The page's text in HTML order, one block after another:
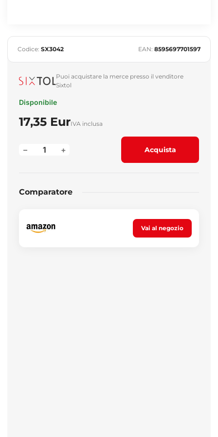
Codice: SX3042 EAN: 8595697701597
Puoi acquistare la merce presso il venditore
Sixtol
Disponibile
17,35 EurIVA inclusa
+
– Acquista
Comparatore
Vai al negozio